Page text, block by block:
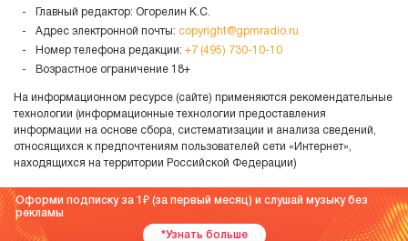
Главный редактор: Огорелин К.С.
Адрес электронной почты: copyright@gpmradio.ru
Номер телефона редакции: +7 (495) 730-10-10
Возрастное ограничение 18+
На информационном ресурсе (сайте) применяются рекомендательные
технологии (информационные технологии предоставления
информации на основе сбора, систематизации и анализа сведений,
относящихся к предпочтениям пользователей сети «Интернет»,
находящихся на территории Российской Федерации)
Оформи подписку за 1
(за первый месяц) и слушай музыку без
рекламы
*Узнать больше